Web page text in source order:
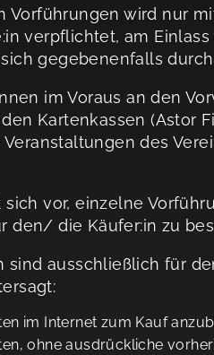
Vorführungen wird nur
verpflichtet, am
gegebenenfalls
im Voraus an den
Kartenkassen (Astor
Veranstaltungen des
sich vor, einzelne
den/ die Käufer:in zu
sind ausschließlich für
im Internet zum Kauf
ohne ausdrückliche